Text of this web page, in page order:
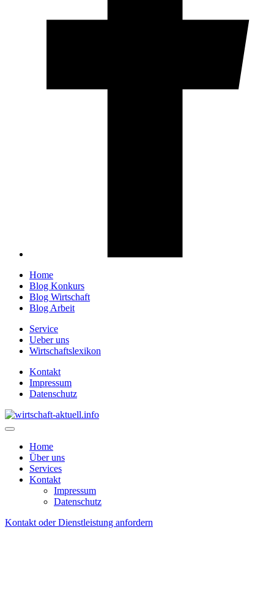
Home
Blog Konkurs
Blog Wirtschaft
Blog Arbeit
Service
Ueber uns
Wirtschaftslexikon
Kontakt
Impressum
Datenschutz
Home
Über uns
Services
Kontakt
Impressum
Datenschutz
Kontakt oder Dienstleistung anfordern